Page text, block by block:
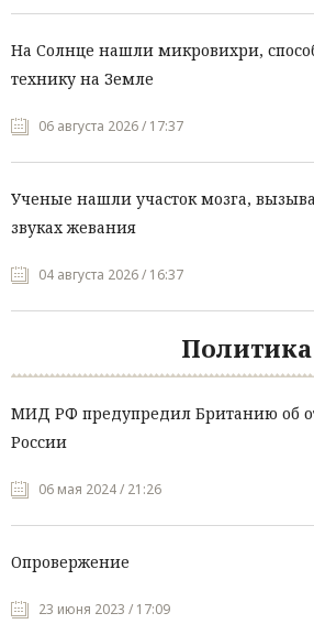
На Солнце нашли микровихри,
технику на Земле
06 августа 2026 / 17:37
Ученые нашли участок мозга,
звуках жевания
04 августа 2026 / 16:37
Политика
МИД РФ предупредил Британию об
России
06 мая 2024 / 21:26
Опровержение
23 июня 2023 / 17:09